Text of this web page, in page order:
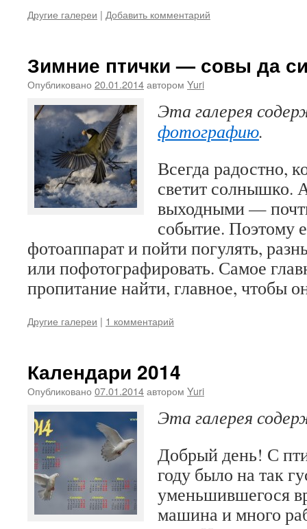
Другие галереи | Добавить комментарий
Зимние птички — совы да
Опубликовано 20.01.2014автором Yuri
Эта галерея
фотографию.
Всегда радостно,
светит солнышко.
выходными —
событие. Поэтому
фотоаппарат и пойти погулять,
или пофотографировать. Самое
пропитание найти, главное, чтобы
Другие галереи | 1 комментарий
Календари 2014
Опубликовано 07.01.2014автором Yuri
Эта галерея
Добрый день! С
году было на так
уменьшившегося
машина и много